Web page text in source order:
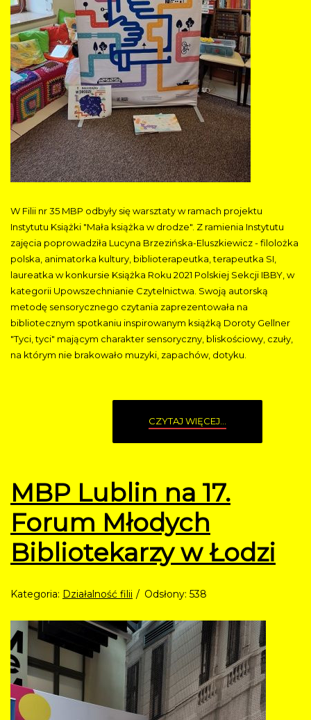
W Filii nr 35 MBP odbyły się warsztaty w ramach projektu
Instytutu Książki "Mała książka w drodze". Z ramienia Instytutu
zajęcia poprowadziła Lucyna Brzezińska-Eluszkiewicz - filolożka
polska, animatorka kultury, biblioterapeutka, terapeutka SI,
laureatka w konkursie Książka Roku 2021 Polskiej Sekcji IBBY, w
kategorii Upowszechnianie Czytelnictwa. Swoją autorską
metodę sensorycznego czytania zaprezentowała na
bibliotecznym spotkaniu inspirowanym książką Doroty Gellner
"Tyci, tyci" mającym charakter sensoryczny, bliskościowy, czuły,
na którym nie brakowało muzyki, zapachów, dotyku.
CZYTAJ WIĘCEJ...
MBP Lublin na 17.
Forum Młodych
Bibliotekarzy w Łodzi
Kategoria: Działalność filii Odsłony: 538